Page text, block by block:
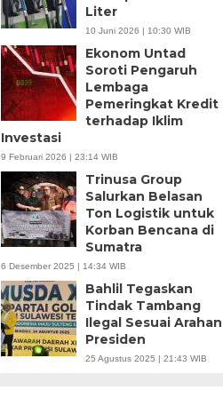
Liter
10 Juni 2026 | 10:30 WIB
Ekonom Untad
Soroti Pengaruh
Lembaga
Pemeringkat Kredit
terhadap Iklim
Investasi
9 Februari 2026 | 23:14 WIB
Trinusa Group
Salurkan Belasan
Ton Logistik untuk
Korban Bencana di
Sumatra
6 Desember 2025 | 14:34 WIB
Bahlil Tegaskan
Tindak Tambang
Ilegal Sesuai Arahan
Presiden
25 Agustus 2025 | 21:43 WIB